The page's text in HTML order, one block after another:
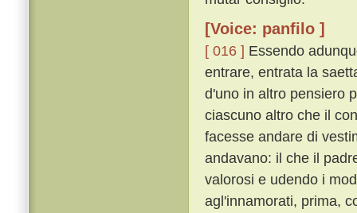
[Voice: panfilo ]
[ 016 ] Essendo
entrare, entrata la
d'uno in altro pensiero
ciascuno altro che il
facesse andare di
andavano: il che il
valorosi e udendo i
agl'innamorati, prima,